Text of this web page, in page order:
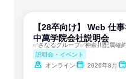
【28卒向け】 Web 仕
中萬学院会社説明会
説明会・イベント
オンライン
2026年8月